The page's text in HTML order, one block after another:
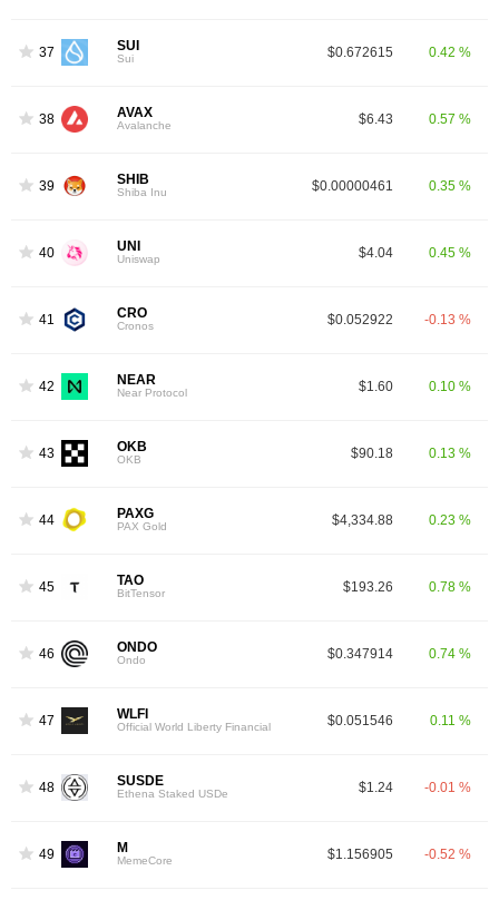
37 SUI
Sui $0.672615 0.42 %
38 AVAX
Avalanche $6.43 0.57 %
39 SHIB
Shiba Inu $0.00000461 0.35 %
40 UNI
Uniswap $4.04 0.45 %
41 CRO
Cronos $0.052922 -0.13 %
42 NEAR
Near Protocol $1.60 0.10 %
43 OKB
OKB $90.18 0.13 %
44 PAXG
PAX Gold $4,334.88 0.23 %
45 TAO
BitTensor $193.26 0.78 %
46 ONDO
Ondo $0.347914 0.74 %
47 WLFI
Official World Liberty Financial $0.051546 0.11 %
48 SUSDE
Ethena Staked USDe $1.24 -0.01 %
49 M
MemeCore $1.156905 -0.52 %